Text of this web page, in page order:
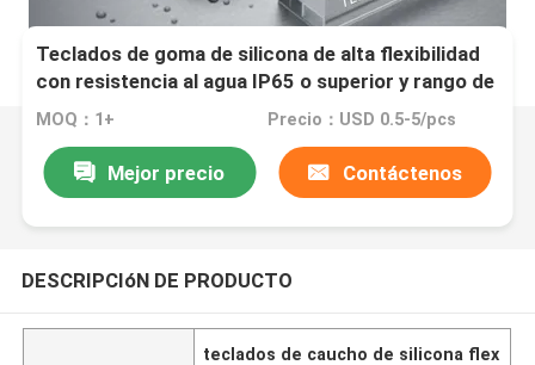
Teclados de goma de silicona de alta flexibilidad
con resistencia al agua IP65 o superior y rango de
temperatura de menos 40 a más 250 grados
MOQ：1+ Precio：USD 0.5-5/pcs
Mejor precio Contáctenos
DESCRIPCIóN DE PRODUCTO
teclados de caucho de silicona flex